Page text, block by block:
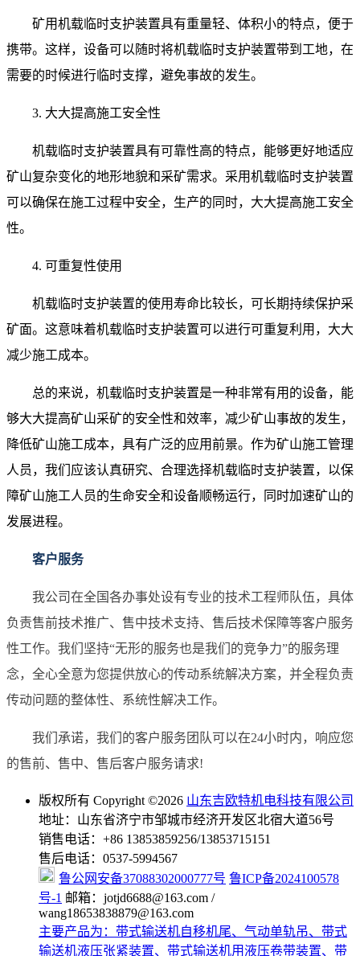
矿用机载临时支护装置具有重量轻、体积小的特点，便于
携带。这样，设备可以随时将机载临时支护装置带到工地，在
需要的时候进行临时支撑，避免事故的发生。
3. 大大提高施工安全性
机载临时支护装置具有可靠性高的特点，能够更好地适应
矿山复杂变化的地形地貌和采矿需求。采用机载临时支护装置
可以确保在施工过程中安全，生产的同时，大大提高施工安全
性。
4. 可重复性使用
机载临时支护装置的使用寿命比较长，可长期持续保护采
矿面。这意味着机载临时支护装置可以进行可重复利用，大大
减少施工成本。
总的来说，机载临时支护装置是一种非常有用的设备，能
够大大提高矿山采矿的安全性和效率，减少矿山事故的发生，
降低矿山施工成本，具有广泛的应用前景。作为矿山施工管理
人员，我们应该认真研究、合理选择机载临时支护装置，以保
障矿山施工人员的生命安全和设备顺畅运行，同时加速矿山的
发展进程。
客户服务
我公司在全国各办事处设有专业的技术工程师队伍，具体
负责售前技术推广、售中技术支持、售后技术保障等客户服务
性工作。我们坚持“无形的服务也是我们的竞争力”的服务理
念，全心全意为您提供放心的传动系统解决方案，并全程负责
传动问题的整体性、系统性解决工作。
我们承诺，我们的客户服务团队可以在24小时内，响应您
的售前、售中、售后客户服务请求!
版权所有 Copyright ©2026 山东吉欧特机电科技有限公司
地址：山东省济宁市邹城市经济开发区北宿大道56号
销售电话：+86 13853859256/13853715151
售后电话：0537-5994567
鲁公网安备37088302000777号 鲁ICP备2024100578
号-1 邮箱：jotjd6688@163.com /
wang18653838879@163.com
主要产品为：带式输送机自移机尾、气动单轨吊、带式
输送机液压张紧装置、带式输送机用液压卷带装置、带